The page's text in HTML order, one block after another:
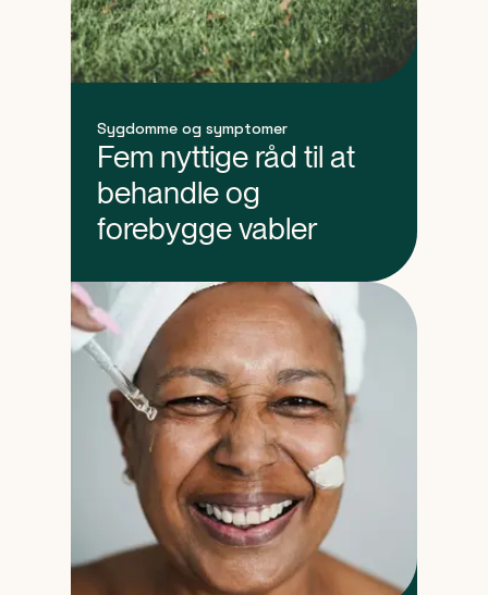
Sygdomme og symptomer
Fem nyttige råd til at
behandle og
forebygge vabler